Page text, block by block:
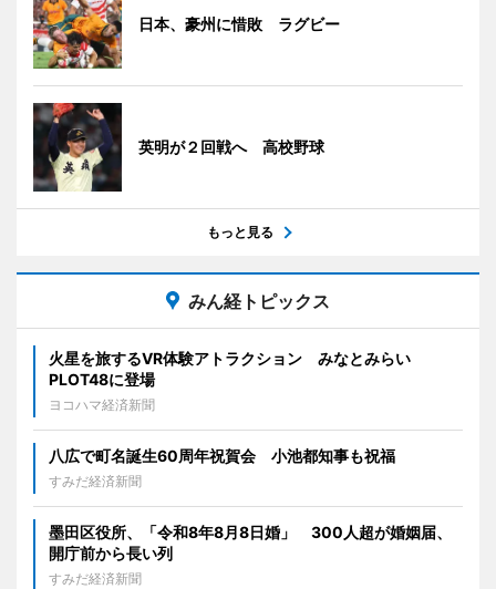
日本、豪州に惜敗 ラグビー
英明が２回戦へ 高校野球
もっと見る
みん経トピックス
火星を旅するVR体験アトラクション みなとみらい
PLOT48に登場
ヨコハマ経済新聞
八広で町名誕生60周年祝賀会 小池都知事も祝福
すみだ経済新聞
墨田区役所、「令和8年8月8日婚」 300人超が婚姻届、
開庁前から長い列
すみだ経済新聞